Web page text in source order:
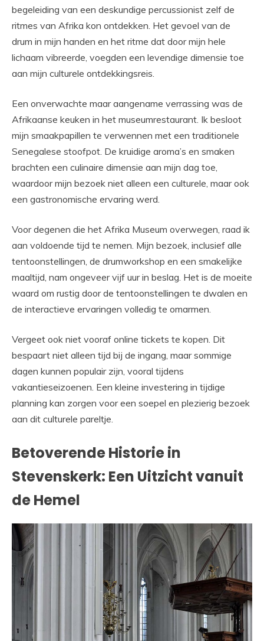
begeleiding van een deskundige percussionist zelf de
ritmes van Afrika kon ontdekken. Het gevoel van de
drum in mijn handen en het ritme dat door mijn hele
lichaam vibreerde, voegden een levendige dimensie toe
aan mijn culturele ontdekkingsreis.
Een onverwachte maar aangename verrassing was de
Afrikaanse keuken in het museumrestaurant. Ik besloot
mijn smaakpapillen te verwennen met een traditionele
Senegalese stoofpot. De kruidige aroma’s en smaken
brachten een culinaire dimensie aan mijn dag toe,
waardoor mijn bezoek niet alleen een culturele, maar ook
een gastronomische ervaring werd.
Voor degenen die het Afrika Museum overwegen, raad ik
aan voldoende tijd te nemen. Mijn bezoek, inclusief alle
tentoonstellingen, de drumworkshop en een smakelijke
maaltijd, nam ongeveer vijf uur in beslag. Het is de moeite
waard om rustig door de tentoonstellingen te dwalen en
de interactieve ervaringen volledig te omarmen.
Vergeet ook niet vooraf online tickets te kopen. Dit
bespaart niet alleen tijd bij de ingang, maar sommige
dagen kunnen populair zijn, vooral tijdens
vakantieseizoenen. Een kleine investering in tijdige
planning kan zorgen voor een soepel en plezierig bezoek
aan dit culturele pareltje.
Betoverende Historie in
Stevenskerk: Een Uitzicht vanuit
de Hemel